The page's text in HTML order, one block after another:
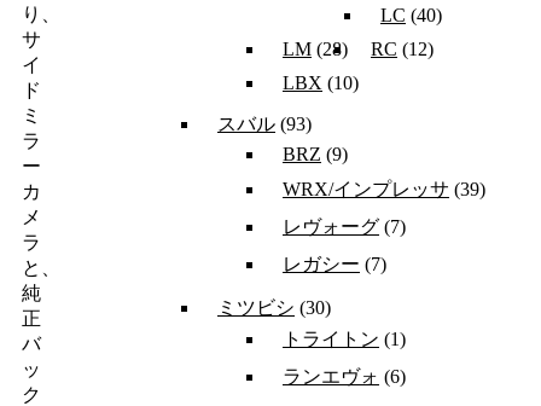
り、
サ
イ
ド
ミ
ラ
ー
カ
メ
ラ
と、
純
正
バ
ッ
ク
LC (40)
LM (28) RC (12)
LBX (10)
スバル (93)
BRZ (9)
WRX/インプレッサ (39)
レヴォーグ (7)
レガシー (7)
ミツビシ (30)
トライトン (1)
ランエヴォ (6)